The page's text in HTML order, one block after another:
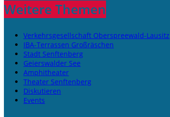
Weitere Themen
Verkehrsgesellschaft Oberspreewald-Lausitz
IBA-Terrassen Großräschen
Stadt Senftenberg
Geierswalder See
Amphitheater
Theater Senftenberg
Diskutieren
Events